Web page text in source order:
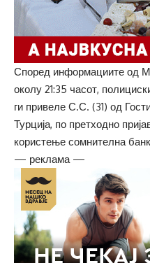
Според информациите од
околу 21:35 часот,
ги привеле С.С. (31) од
Турција, по претходно
користење сомнителна
— реклама —